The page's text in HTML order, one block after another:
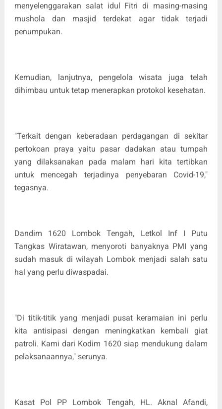
menyelenggarakan salat idul Fitri di masing-masing
mushola dan masjid terdekat agar tidak terjadi
penumpukan.
Kemudian, lanjutnya, pengelola wisata juga telah
dihimbau untuk tetap menerapkan protokol kesehatan.
"Terkait dengan keberadaan perdagangan di sekitar
pertokoan praya yaitu pasar dadakan atau tumpah
yang dilaksanakan pada malam hari kita tertibkan
untuk mencegah terjadinya penyebaran Covid-19,"
tegasnya.
Dandim 1620 Lombok Tengah, Letkol Inf I Putu
Tangkas Wiratawan, menyoroti banyaknya PMI yang
sudah masuk di wilayah Lombok menjadi salah satu
hal yang perlu diwaspadai.
"Di titik-titik yang menjadi pusat keramaian ini perlu
kita antisipasi dengan meningkatkan kembali giat
patroli. Kami dari Kodim 1620 siap mendukung dalam
pelaksanaannya," serunya.
Kasat Pol PP Lombok Tengah, HL. Aknal Afandi,